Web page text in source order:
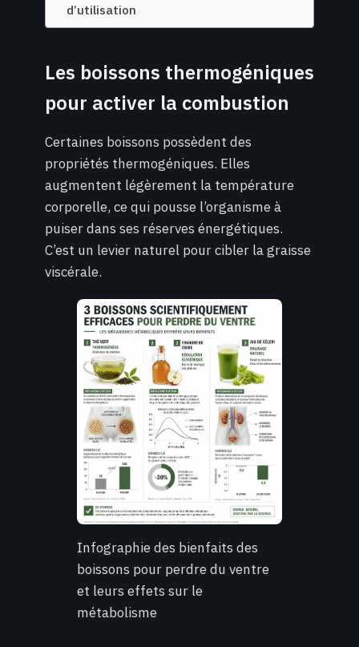
d’utilisation
Les boissons thermogéniques
pour activer la combustion
Certaines boissons possèdent des
propriétés thermogéniques. Elles
augmentent légèrement la température
corporelle, ce qui pousse l’organisme à
puiser dans ses réserves énergétiques.
C’est un levier naturel pour cibler la graisse
viscérale.
Infographie des bienfaits des
boissons pour perdre du ventre
et leurs effets sur le
métabolisme